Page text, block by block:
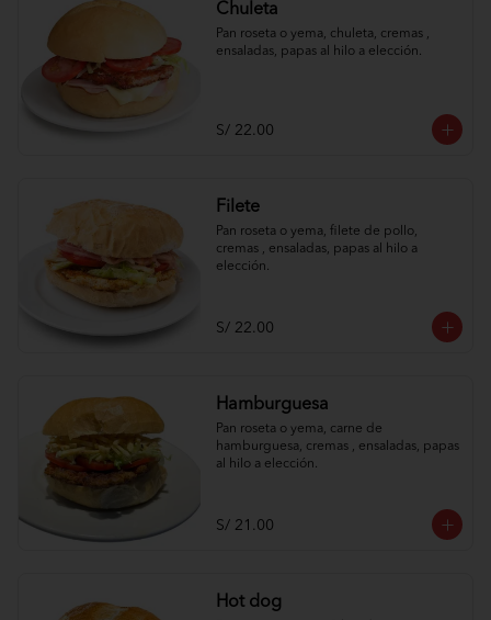
Chuleta
Pan roseta o yema, chuleta, cremas ,
ensaladas, papas al hilo a elección.
S/ 22.00
Filete
Pan roseta o yema, filete de pollo,
cremas , ensaladas, papas al hilo a
elección.
S/ 22.00
Hamburguesa
Pan roseta o yema, carne de
hamburguesa, cremas , ensaladas, papas
al hilo a elección.
S/ 21.00
Hot dog